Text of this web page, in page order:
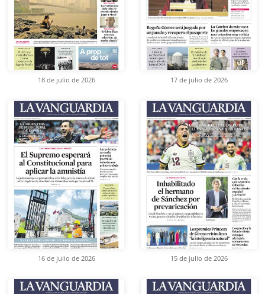
18 de julio de 2026 17 de julio de 2026
16 de julio de 2026 15 de julio de 2026